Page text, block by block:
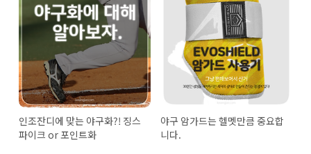
인조잔디에 맞는 야구화?! 징스
파이크 or 포인트화
야구 암가드는 헬멧만큼 중요합
니다.